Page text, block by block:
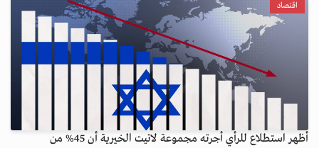
اقتصاد
أظهر استطلاع للرأي أجرته مجموعة لاتيت الخيرية أن 45% من